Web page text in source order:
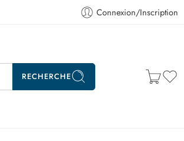
Connexion/Inscription
RECHERCHE